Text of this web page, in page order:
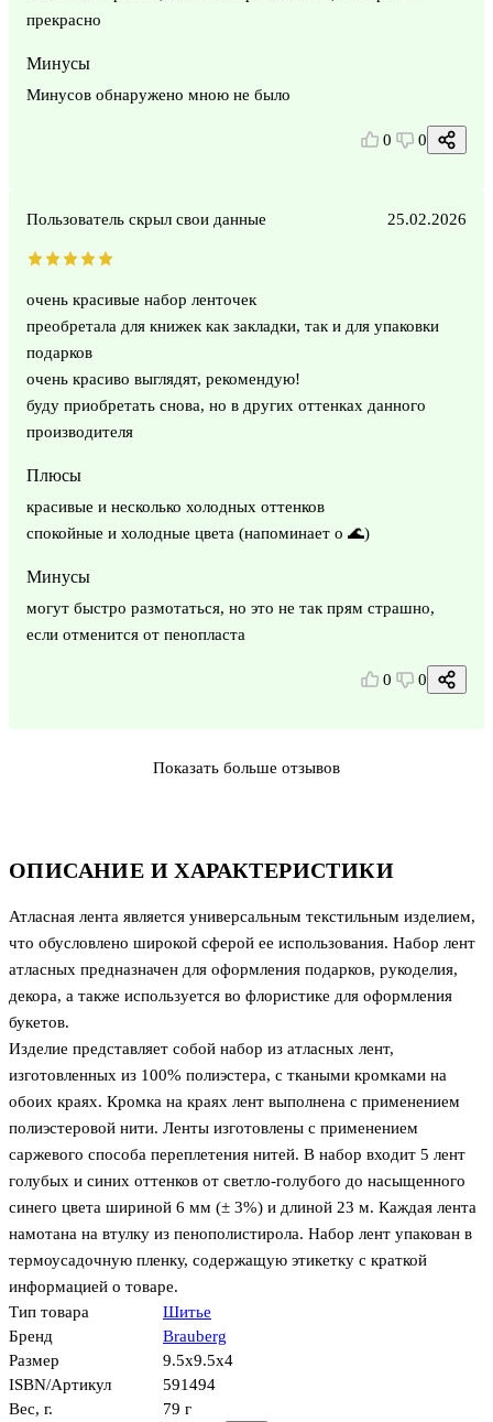
ОПИСАНИЕ И ХАРАКТЕРИСТИКИ
Атласная лента является универсальным текстильным изделием,
что обусловлено широкой сферой ее использования. Набор лент
атласных предназначен для оформления подарков, рукоделия,
декора, а также используется во флористике для оформления
букетов.
Изделие представляет собой набор из атласных лент,
изготовленных из 100% полиэстера, с ткаными кромками на
обоих краях. Кромка на краях лент выполнена с применением
полиэстеровой нити. Ленты изготовлены с применением
саржевого способа переплетения нитей. В набор входит 5 лент
голубых и синих оттенков от светло-голубого до насыщенного
синего цвета шириной 6 мм (± 3%) и длиной 23 м. Каждая лента
намотана на втулку из пенополистирола. Набор лент упакован в
термоусадочную пленку, содержащую этикетку с краткой
информацией о товаре.
Тип товара
Шитье
Бренд
Brauberg
Размер
9.5x9.5x4
ISBN/Артикул
591494
Вес, г.
79 г
прекрасно
Минусы
Минусов обнаружено мною не было
0 0
Пользователь скрыл свои данные 25.02.2026
очень красивые набор ленточек
преобретала для книжек как закладки, так и для упаковки
подарков
очень красиво выглядят, рекомендую!
буду приобретать снова, но в других оттенках данного
производителя
Плюсы
красивые и несколько холодных оттенков
спокойные и холодные цвета (напоминает о 🌊)
Минусы
могут быстро размотаться, но это не так прям страшно,
если отменится от пенопласта
0 0
Показать больше отзывов